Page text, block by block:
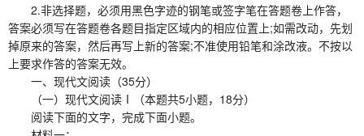
2.非选择题，必须用黑色字迹的钢笔或签字笔在答题卷上作答，
答案必须写在答题卷各题目指定区域内的相应位置上;如需改动，先划
掉原来的答案，然后再写上新的答案;不准使用铅笔和涂改液。不按以
上要求作答的答案无效。
一、现代文阅读（35分）
（一）现代文阅读Ⅰ（本题共5小题，18分）
阅读下面的文字，完成下面小题。